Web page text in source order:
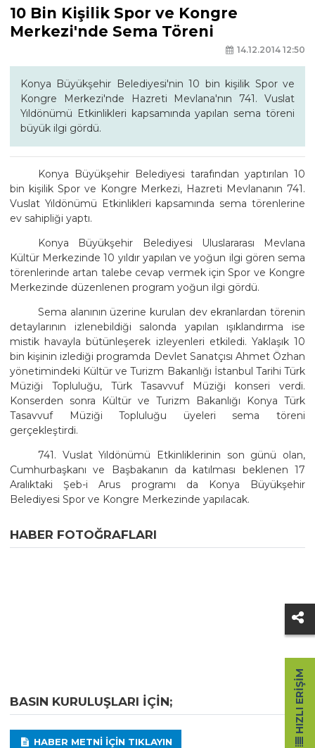
10 Bin Kişilik Spor ve Kongre
Merkezi'nde Sema Töreni
14.12.2014 12:50
Konya Büyükşehir Belediyesi'nin 10 bin kişilik Spor ve
Kongre Merkezi'nde Hazreti Mevlana'nın 741. Vuslat
Yıldönümü Etkinlikleri kapsamında yapılan sema töreni
büyük ilgi gördü.
Konya Büyükşehir Belediyesi tarafından yaptırılan 10
bin kişilik Spor ve Kongre Merkezi, Hazreti Mevlananın 741.
Vuslat Yıldönümü Etkinlikleri kapsamında sema törenlerine
ev sahipliği yaptı.
Konya Büyükşehir Belediyesi Uluslararası Mevlana
Kültür Merkezinde 10 yıldır yapılan ve yoğun ilgi gören sema
törenlerinde artan talebe cevap vermek için Spor ve Kongre
Merkezinde düzenlenen program yoğun ilgi gördü.
Sema alanının üzerine kurulan dev ekranlardan törenin
detaylarının izlenebildiği salonda yapılan ışıklandırma ise
mistik havayla bütünleşerek izleyenleri etkiledi. Yaklaşık 10
bin kişinin izlediği programda Devlet Sanatçısı Ahmet Özhan
yönetimindeki Kültür ve Turizm Bakanlığı İstanbul Tarihi Türk
Müziği Topluluğu, Türk Tasavvuf Müziği konseri verdi.
Konserden sonra Kültür ve Turizm Bakanlığı Konya Türk
Tasavvuf Müziği Topluluğu üyeleri sema töreni
gerçekleştirdi.
741. Vuslat Yıldönümü Etkinliklerinin son günü olan,
Cumhurbaşkanı ve Başbakanın da katılması beklenen 17
Aralıktaki Şeb-i Arus programı da Konya Büyükşehir
Belediyesi Spor ve Kongre Merkezinde yapılacak.
HABER FOTOĞRAFLARI
BASIN KURULUŞLARI IÇIN;
HABER METNI IÇIN TIKLAYIN
HIZLI ERIŞIM